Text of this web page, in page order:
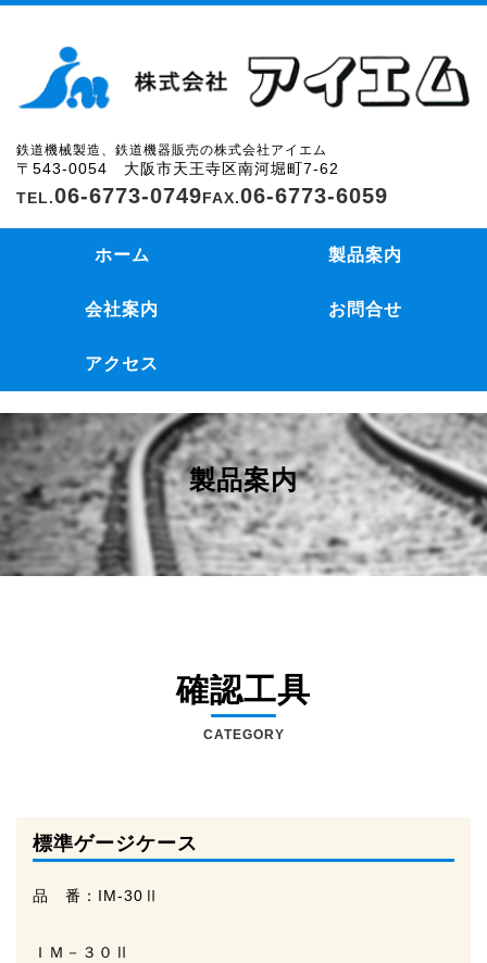
鉄道機械製造、鉄道機器販売の株式会社アイエム
〒543-0054 大阪市天王寺区南河堀町7-62
06-6773-0749 06-6773-6059
ホーム 製品案内
会社案内 お問合せ
アクセス
製品案内
確認工具
CATEGORY
標準ゲージケース
品 番： IM-30Ⅱ
ＩＭ－３０Ⅱ